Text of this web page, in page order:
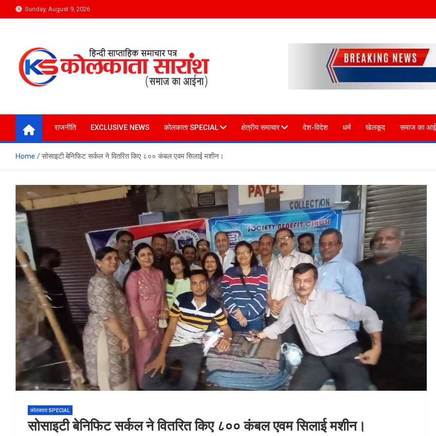
to
Sunday, August 9, 2026
Kolkata Saransh News
राजनीति EXCLUSIVE NEWS कोलकाता SPECIAL क्षेत्रीय समाचार देश-विदेश धर्म खेलकूद समाज का
Home सोसाइटी बेनिफिट सर्कल ने वितरित किए ८०० कंबल एवम सिलाई मशीन।
कोलकाता SPECIAL
सोसाइटी बेनिफिट सर्कल ने वितरित किए ८०० कंबल एवम सिलाई मशीन।